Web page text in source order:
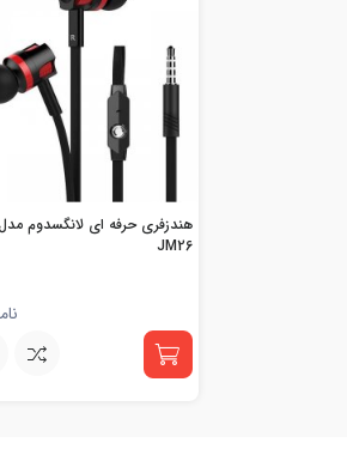
هندزفری حرفه ای لانگسدوم
JM26